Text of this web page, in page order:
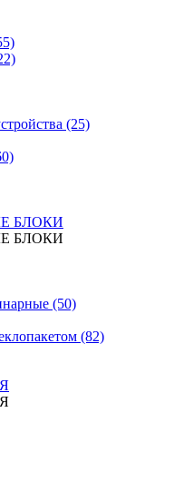
(25)
БЛОКИ
БЛОКИ
(50)
(82)